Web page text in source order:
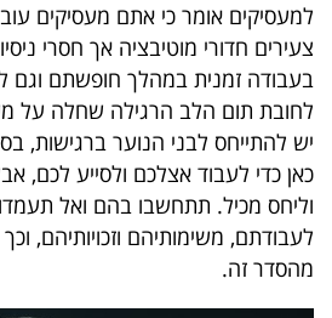
למעסיקים אומר כי אתם מעסיקים
צעירים חדורי מוטיבציה אך חסרי
בעבודה זמנית במהלך חופשתם וגם
לחובת תום הלב הרגילה שחלה על
יש להתייחס לבני הנוער ברגישות,
כאן כדי לעבוד אצלכם ולסייע לכם,
וליחס מכיל. תתחשבו בהם ואל
לעבודתם, משימותיהם וזכויותיהם, וכך
מהסדר זה.